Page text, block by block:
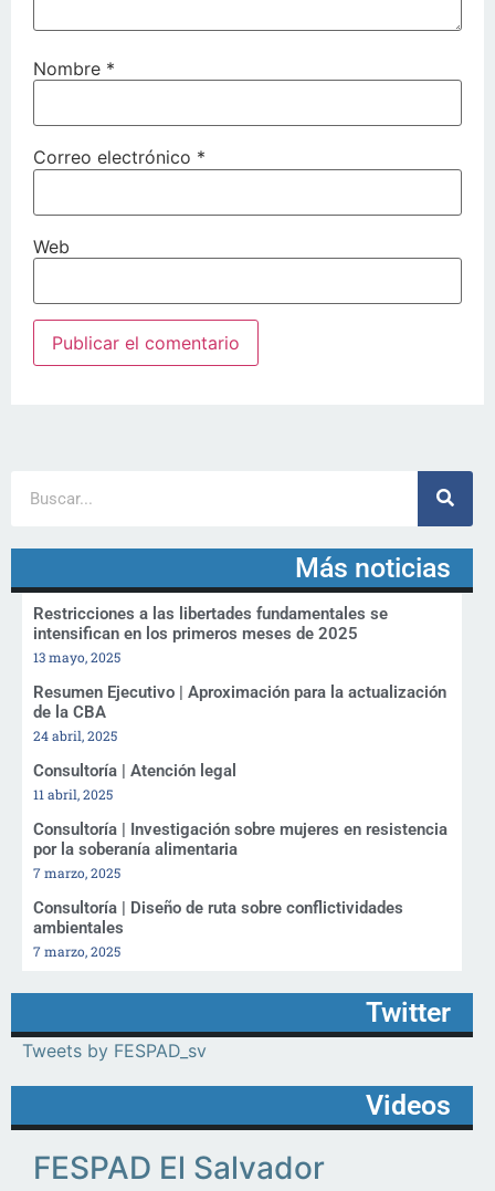
Nombre *
Correo electrónico *
Web
Más noticias
Restricciones a las libertades fundamentales se
intensifican en los primeros meses de 2025
13 mayo, 2025
Resumen Ejecutivo | Aproximación para la actualización
de la CBA
24 abril, 2025
Consultoría | Atención legal
11 abril, 2025
Consultoría | Investigación sobre mujeres en resistencia
por la soberanía alimentaria
7 marzo, 2025
Consultoría | Diseño de ruta sobre conflictividades
ambientales
7 marzo, 2025
Twitter
Tweets by FESPAD_sv
Videos
FESPAD El Salvador